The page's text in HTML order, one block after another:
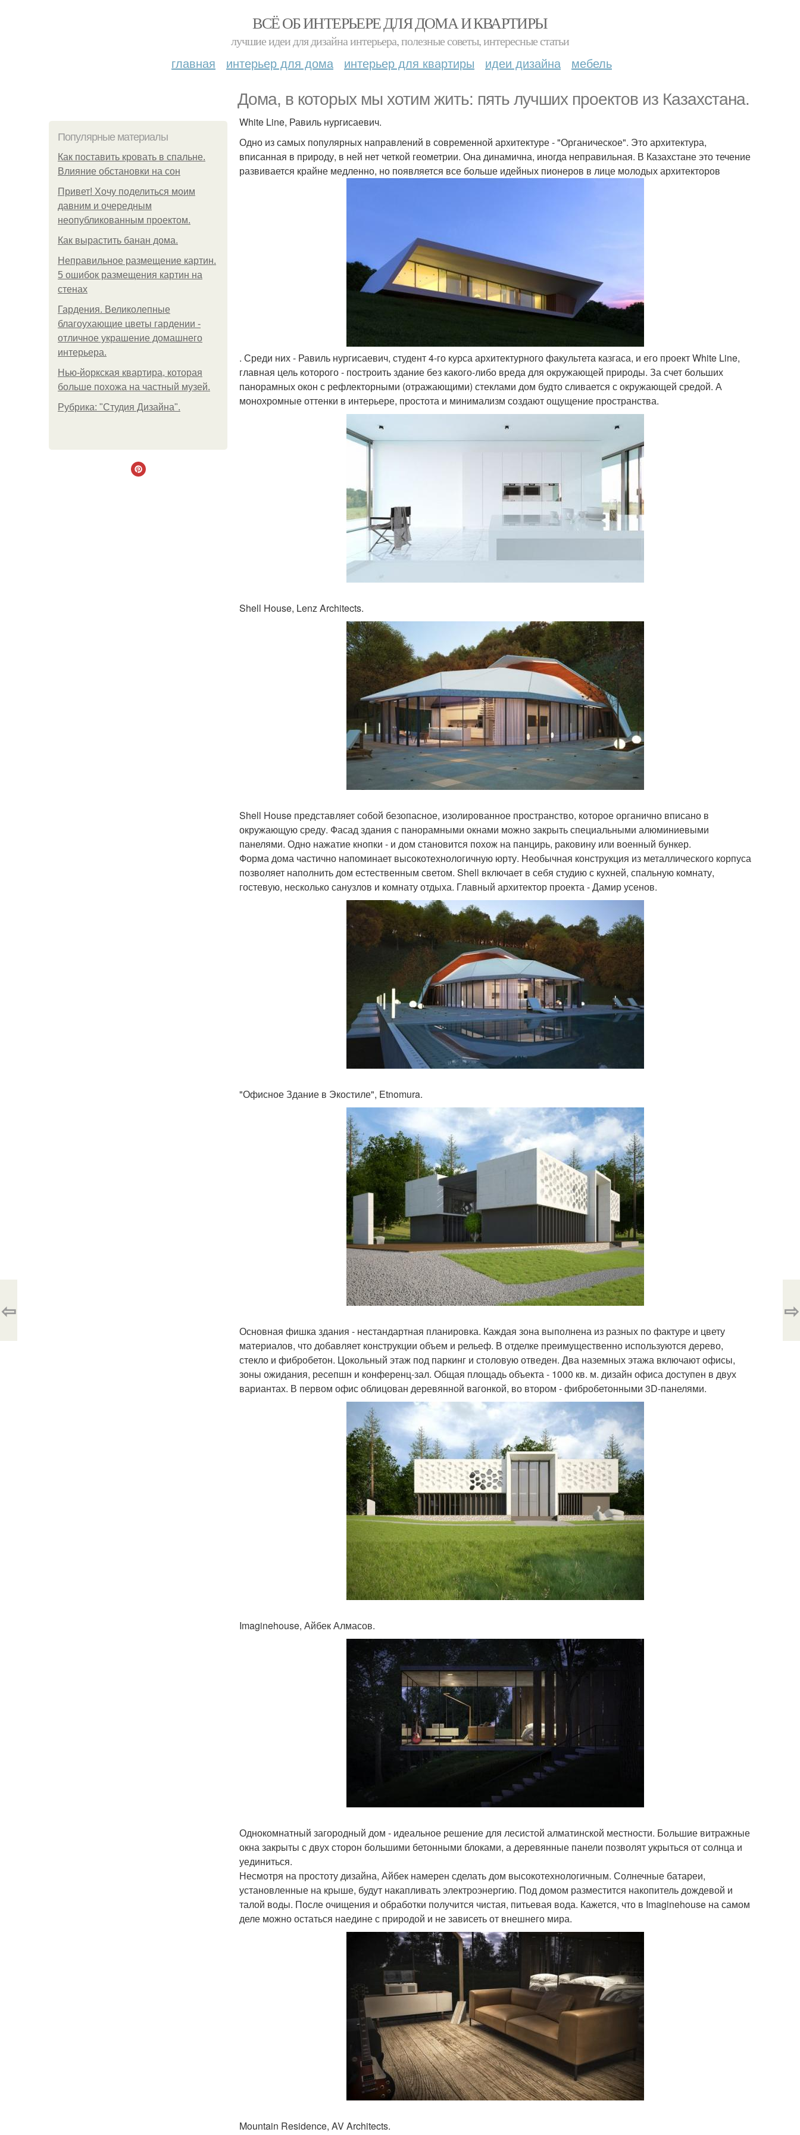
ВСЁ ОБ ИНТЕРЬЕРЕ ДЛЯ ДОМА И КВАРТИРЫ
лучшие идеи для дизайна интерьера, полезные советы, интересные статьи
главная интерьер для дома интерьер для квартиры идеи дизайна мебель
Дома, в которых мы хотим жить: пять лучших проектов из Казахстана.
Популярные материалы
Как поставить кровать в спальне.
Влияние обстановки на сон
Привет! Хочу поделиться моим
давним и очередным
неопубликованным проектом.
Как вырастить банан дома.
Неправильное размещение картин.
5 ошибок размещения картин на
стенах
Гардения. Великолепные
благоухающие цветы гардении -
отличное украшение домашнего
интерьера.
Нью-йоркская квартира, которая
больше похожа на частный музей.
Рубрика: "Студия Дизайна".
White Line, Равиль нургисаевич.
Одно из самых популярных направлений в современной архитектуре - "Органическое". Это архитектура,
вписанная в природу, в ней нет четкой геометрии. Она динамична, иногда неправильная. В Казахстане это течение
развивается крайне медленно, но появляется все больше идейных пионеров в лице молодых архитекторов
. Среди них - Равиль нургисаевич, студент 4-го курса архитектурного факультета казгаса, и его проект White Line,
главная цель которого - построить здание без какого-либо вреда для окружающей природы. За счет больших
панорамных окон с рефлекторными (отражающими) стеклами дом будто сливается с окружающей средой. А
монохромные оттенки в интерьере, простота и минимализм создают ощущение пространства.
Shell House, Lenz Architects.
Shell House представляет собой безопасное, изолированное пространство, которое органично вписано в
окружающую среду. Фасад здания с панорамными окнами можно закрыть специальными алюминиевыми
панелями. Одно нажатие кнопки - и дом становится похож на панцирь, раковину или военный бункер.
Форма дома частично напоминает высокотехнологичную юрту. Необычная конструкция из металлического корпуса
позволяет наполнить дом естественным светом. Shell включает в себя студию с кухней, спальную комнату,
гостевую, несколько санузлов и комнату отдыха. Главный архитектор проекта - Дамир усенов.
"Офисное Здание в Экостиле", Etnomura.
Основная фишка здания - нестандартная планировка. Каждая зона выполнена из разных по фактуре и цвету
материалов, что добавляет конструкции объем и рельеф. В отделке преимущественно используются дерево,
стекло и фибробетон. Цокольный этаж под паркинг и столовую отведен. Два наземных этажа включают офисы,
зоны ожидания, ресепшн и конференц-зал. Общая площадь объекта - 1000 кв. м. дизайн офиса доступен в двух
вариантах. В первом офис облицован деревянной вагонкой, во втором - фибробетонными 3D-панелями.
Imaginehouse, Айбек Алмасов.
Однокомнатный загородный дом - идеальное решение для лесистой алматинской местности. Большие витражные
окна закрыты с двух сторон большими бетонными блоками, а деревянные панели позволят укрыться от солнца и
уединиться.
Несмотря на простоту дизайна, Айбек намерен сделать дом высокотехнологичным. Солнечные батареи,
установленные на крыше, будут накапливать электроэнергию. Под домом разместится накопитель дождевой и
талой воды. После очищения и обработки получится чистая, питьевая вода. Кажется, что в Imaginehouse на самом
деле можно остаться наедине с природой и не зависеть от внешнего мира.
Mountain Residence, AV Architects.
⇦ ⇨